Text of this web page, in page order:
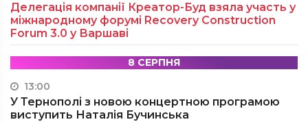
Делегація компанії Креатор-Буд взяла участь у
міжнародному форумі Recovery Construction
Forum 3.0 у Варшаві
8 СЕРПНЯ
13:00
У Тернополі з новою концертною програмою
виступить Наталія Бучинська